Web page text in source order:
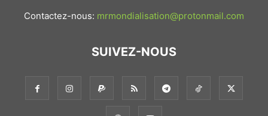
Contactez-nous: mrmondialisation@protonmail.com
SUIVEZ-NOUS